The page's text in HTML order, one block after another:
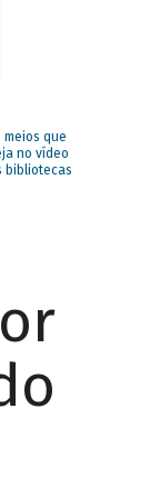
meios que
no vídeo
bibliotecas